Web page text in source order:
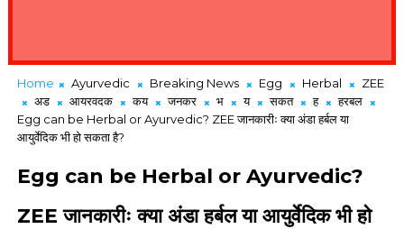
Home Ayurvedic Breaking News Egg Herbal
ZEE
अड
आयरवदक कय जनकर भ य सकत ह
हरबल
Egg can be Herbal or Ayurvedic? ZEE जानकारीः क्या अंडा हर्बल या
आयुर्वेदिक भी हो सकता है?
Egg can be Herbal or Ayurvedic?
ZEE जानकारीः क्या अंडा हर्बल या आयुर्वेदिक भी हो